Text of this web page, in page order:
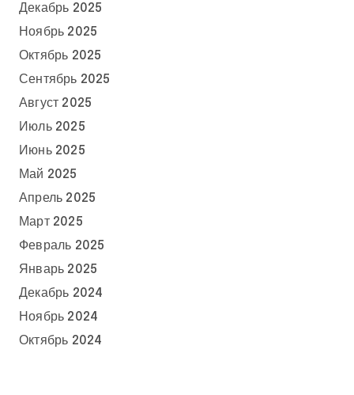
Декабрь 2025
Ноябрь 2025
Октябрь 2025
Сентябрь 2025
Август 2025
Июль 2025
Июнь 2025
Май 2025
Апрель 2025
Март 2025
Февраль 2025
Январь 2025
Декабрь 2024
Ноябрь 2024
Октябрь 2024